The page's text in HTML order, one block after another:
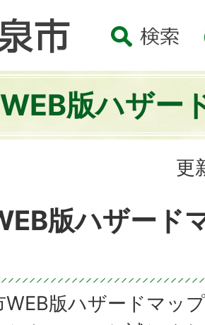
版ハザー
更
版ハザード
WEB版ハザードマッ